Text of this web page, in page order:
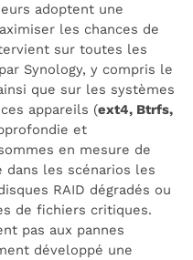
adoptent une
les chances de
sur toutes les
Synology, y compris le
que sur les systèmes
appareils (ext4, Btrfs,
et
en mesure de
dans les scénarios les
RAID dégradés ou
de fichiers critiques.
pas aux pannes
développé une